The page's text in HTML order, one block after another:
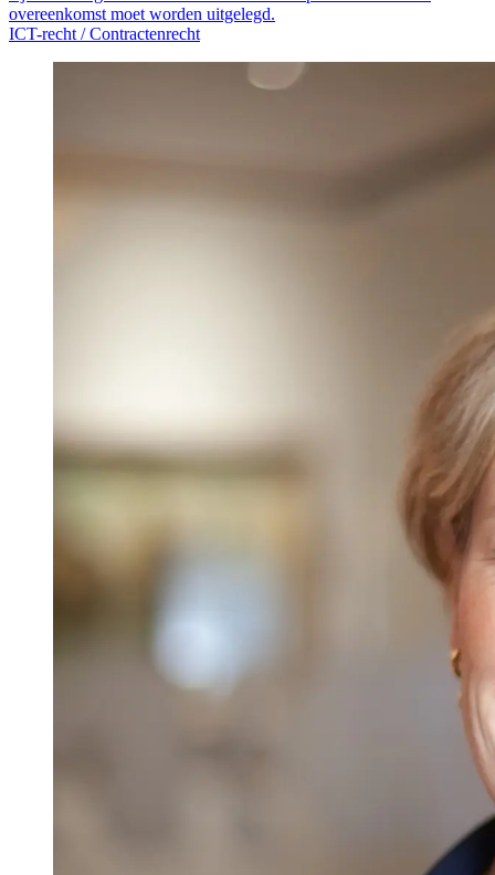
overeenkomst moet worden uitgelegd.
ICT-recht /Contractenrecht